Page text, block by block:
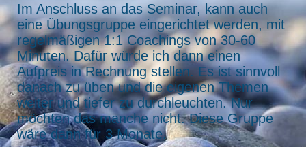
Im Anschluss an das Seminar, kann auch
eine Übungsgruppe eingerichtet werden, mit
regelmäßigen 1:1 Coachings von 30-60
Minuten. Dafür würde ich dann einen
Aufpreis in Rechnung stellen. Es ist sinnvoll
danach zu üben und die eigenen Themen
weiter und tiefer zu durchleuchten. Nur
möchten das manche nicht. Diese Gruppe
wäre dann für 3 Monate.